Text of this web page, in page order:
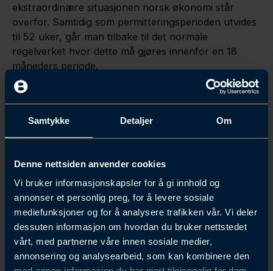
Samtykke Detaljer Om
Denne nettsiden anvender cookies
Vi bruker informasjonskapsler for å gi innhold og
annonser et personlig preg, for å levere sosiale
mediefunksjoner og for å analysere trafikken vår. Vi deler
dessuten informasjon om hvordan du bruker nettstedet
vårt, med partnerne våre innen sosiale medier,
annonsering og analysearbeid, som kan kombinere den
ekstraordinære situasjonen norsk økonomi står
overfor. Samtidig som permitteringsperioden utvides
til 52 uker, går man tilbake til det normale
regelverket hvor dette må gjøres innenfor en 18
måneders periode.
Eksempel – før regelendringene:
For permitteringer iverksatt fra og med 1. juni 2020,
betaler arbeidsgiver lønn til arbeidstakeren 1. og 2.
NAV 3. til 20. juni. Arbeidstaker går deretter over på
Eksempel – etter regelendringene:
For permitteringer iverksatt fra og med 1. september,
betaler arbeidsgiver lønn til arbeidstakeren 1.-14.
september (10 arbeidsdager). Arbeidstaker går
deretter over på dagpenger. Hvis permitteringen er